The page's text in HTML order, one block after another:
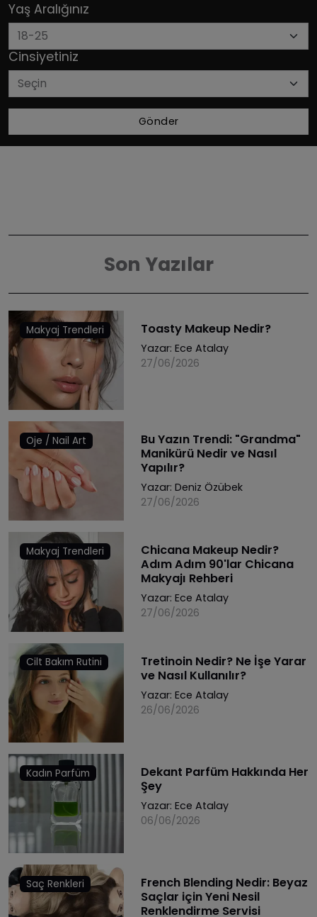
Yaş Aralığınız
Cinsiyetiniz
Gönder
Son Yazılar
Makyaj Trendleri Toasty Makeup Nedir?
Yazar: Ece Atalay
27/06/2026
Oje / Nail Art
Bu Yazın Trendi: "Grandma"
Manikürü Nedir ve Nasıl
Yapılır?
Yazar: Deniz Özübek
27/06/2026
Makyaj Trendleri
Chicana Makeup Nedir?
Adım Adım 90'lar Chicana
Makyajı Rehberi
Yazar: Ece Atalay
27/06/2026
Cilt Bakım Rutini
Tretinoin Nedir? Ne İşe Yarar
ve Nasıl Kullanılır?
Yazar: Ece Atalay
26/06/2026
Kadın Parfüm
Dekant Parfüm Hakkında Her
Şey
Yazar: Ece Atalay
06/06/2026
Saç Renkleri
French Blending Nedir: Beyaz
Saçlar için Yeni Nesil
Renklendirme Servisi